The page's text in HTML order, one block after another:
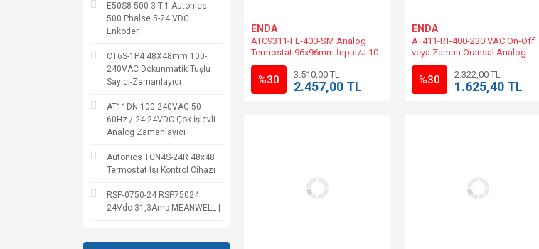
E50S8-500-3-T-1 Autonics
500 Phalse 5-24 VDC
Enkoder
CT6S-1P4 48X48mm 100-
240VAC Dokunmatik Tuşlu
Sayıcı-Zamanlayıcı
AT11DN 100-240VAC 50-
60Hz / 24-24VDC Çok İşlevli
Analog Zamanlayıcı
Autonics TCN4S-24R 48x48
Termostat Isı Kontrol Cihazı
RSP-0750-24 RSP75024
24Vdc 31,3Amp MEANWELL |
ENDA
ATC9311-FE-400-SM Analog
Termostat 96x96mm İnput/J 10-
30V DC/8-24V AC | ATC9311-LV-
FE Muadili.
%30 3.510,00 TL
2.457,00 TL
ENDA
AT411-RT-400-230 VAC On-Off
veya Zaman Oransal Analog
Sıcaklık Kontrol 48x48mm
230VAC +%10 -%20 | AT411-230-
S08-RT-400 Muadili.
%30 2.322,00 TL
1.625,40 TL